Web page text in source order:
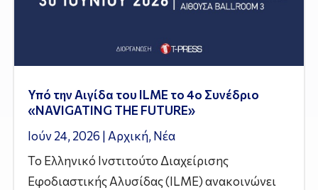
Υπό την Αιγίδα του ILME το 4ο Συνέδριο
«NAVIGATING THE FUTURE»
Ιούν 24, 2026 | Αρχική, Νέα
Το Ελληνικό Ινστιτούτο Διαχείρισης
Εφοδιαστικής Αλυσίδας (ILME) ανακοινώνει